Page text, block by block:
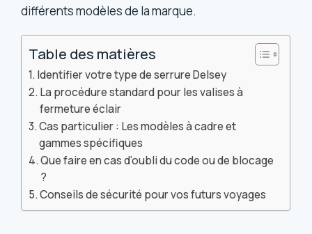
différents modèles de la marque.
Table des matières
Identifier votre type de serrure Delsey
La procédure standard pour les valises à
fermeture éclair
Cas particulier : Les modèles à cadre et
gammes spécifiques
Que faire en cas d’oubli du code ou de blocage
?
Conseils de sécurité pour vos futurs voyages